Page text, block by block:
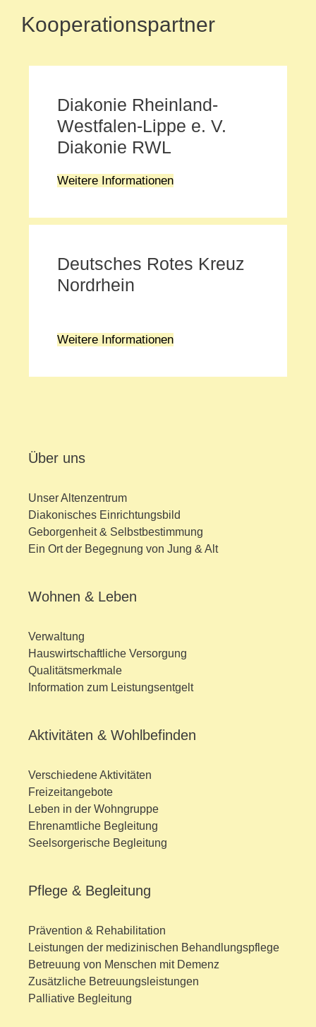
Kooperationspartner
Diakonie Rheinland-
Westfalen-Lippe e. V.
Diakonie RWL
Weitere Informationen
Deutsches Rotes Kreuz
Nordrhein
Weitere Informationen
Über uns
Unser Altenzentrum
Diakonisches Einrichtungsbild
Geborgenheit & Selbstbestimmung
Ein Ort der Begegnung von Jung & Alt
Wohnen & Leben
Verwaltung
Hauswirtschaftliche Versorgung
Qualitätsmerkmale
Information zum Leistungsentgelt
Aktivitäten & Wohlbefinden
Verschiedene Aktivitäten
Freizeitangebote
Leben in der Wohngruppe
Ehrenamtliche Begleitung
Seelsorgerische Begleitung
Pflege & Begleitung
Prävention & Rehabilitation
Leistungen der medizinischen Behandlungspflege
Betreuung von Menschen mit Demenz
Zusätzliche Betreuungsleistungen
Palliative Begleitung